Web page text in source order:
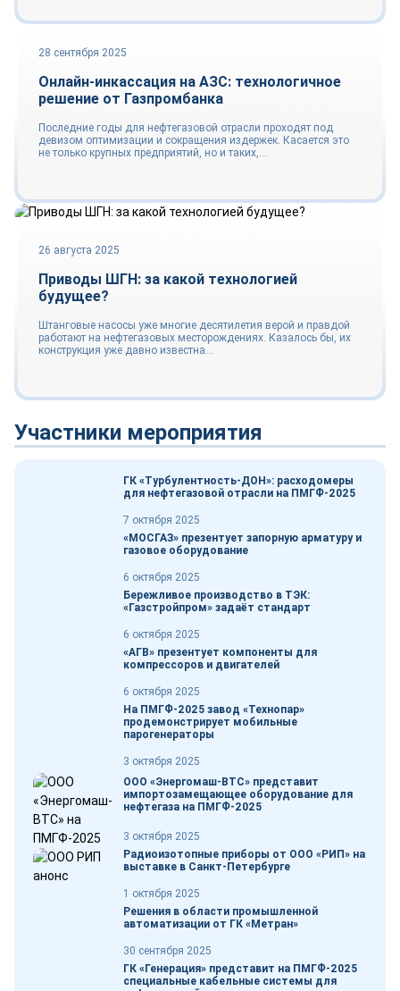
Тренды
28 сентября 2025
Онлайн-инкассация на АЗС: технологичное
решение от Газпромбанка
Последние годы для нефтегазовой отрасли проходят под
девизом оптимизации и сокращения издержек. Касается это
не только крупных предприятий, но и таких,...
26 августа 2025
Приводы ШГН: за какой технологией
будущее?
Штанговые насосы уже многие десятилетия верой и правдой
работают на нефтегазовых месторождениях. Казалось бы, их
конструкция уже давно известна...
Участники мероприятия
ГК «Турбулентность-ДОН»: расходомеры
для нефтегазовой отрасли на ПМГФ-2025
7 октября 2025
«МОСГАЗ» презентует запорную арматуру и
газовое оборудование
6 октября 2025
Бережливое производство в ТЭК:
«Газстройпром» задаёт стандарт
6 октября 2025
«АГВ» презентует компоненты для
компрессоров и двигателей
6 октября 2025
На ПМГФ-2025 завод «Технопар»
продемонстрирует мобильные
парогенераторы
3 октября 2025
ООО «Энергомаш-ВТС» представит
импортозамещающее оборудование для
нефтегаза на ПМГФ-2025
3 октября 2025
Радиоизотопные приборы от ООО «РИП» на
выставке в Санкт-Петербурге
1 октября 2025
Решения в области промышленной
автоматизации от ГК «Метран»
30 сентября 2025
ГК «Генерация» представит на ПМГФ-2025
специальные кабельные системы для